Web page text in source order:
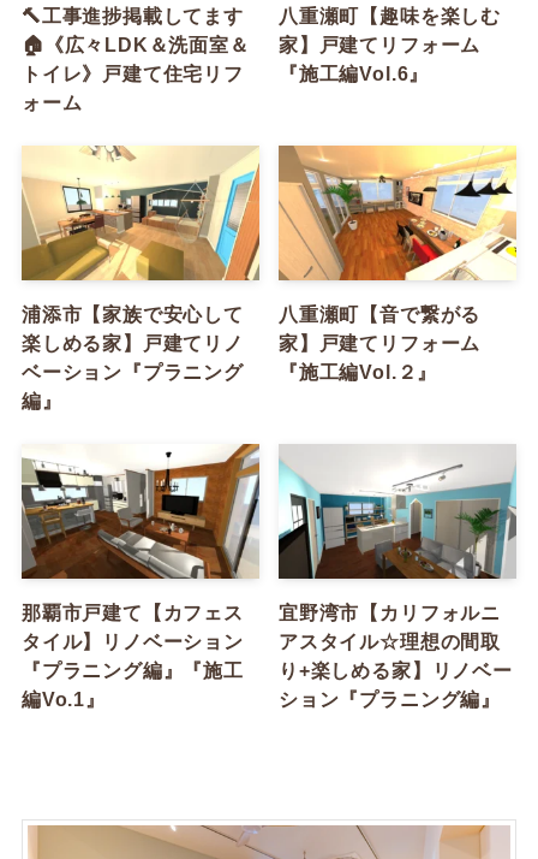
🔨工事進捗掲載してます
🏠《広々LDK＆洗面室＆
トイレ》戸建て住宅リフ
ォーム
八重瀬町【趣味を楽しむ
家】戸建てリフォーム
『施工編Vol.6』
浦添市【家族で安心して
楽しめる家】戸建てリノ
ベーション『プラニング
編』
八重瀬町【音で繋がる
家】戸建てリフォーム
『施工編Vol.２』
那覇市戸建て【カフェス
タイル】リノベーション
『プラニング編』『施工
編Vo.1』
宜野湾市【カリフォルニ
アスタイル☆理想の間取
り+楽しめる家】リノベー
ション『プラニング編』